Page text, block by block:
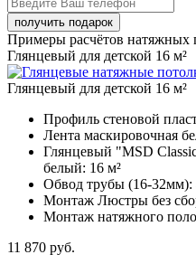
Примеры расчётов натяжных
Глянцевый для детской 16 м²
Глянцевый для детской 16 м²
Профиль стеновой
Лента маскировочная
Глянцевый "MSD
белый: 16 м²
Обвод трубы (16-32мм):
Монтаж Люстры без
Монтаж натяжного
11 870 руб.